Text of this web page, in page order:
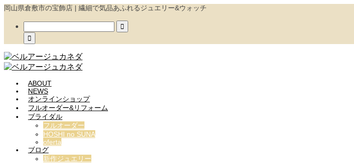
岡山県倉敷市の宝飾店 | 繊細で気品あふれるジュエリー&ウォッチ


ABOUT
NEWS
オンラインショップ
フルオーダー&リフォーム
ブライダル
フルオーダー
HOSHI no SUNA
oferta
ブログ
新作ジュエリー